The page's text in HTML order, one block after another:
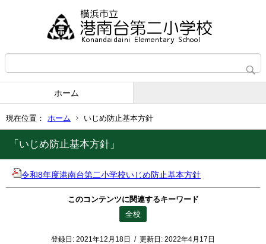
ホーム
現在位置： ホーム いじめ防止基本方針
「いじめ防止基本方針」
令和8年度港南台第二小学校いじめ防止基本方針
このコンテンツに関連するキーワード
全校
登録日: 2021年12月18日 / 更新日: 2022年4月17日